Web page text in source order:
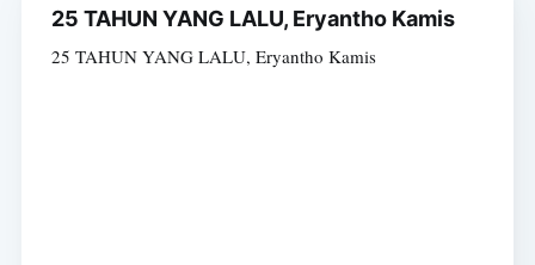
25 TAHUN YANG LALU, Eryantho Kamis
25 TAHUN YANG LALU, Eryantho Kamis